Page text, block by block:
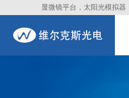
显微镜平台，太阳光模拟器